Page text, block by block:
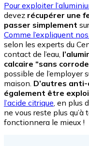
Pour exploiter
devez récupérer une
passer simplement
Comme l’expliquent
selon les experts du
contact de l’eau,
calcaire “sans
possible de l’employer
maison. D’autres
également être
l’acide citrique, en plus
ne vous reste plus
fonctionnera le mieux !